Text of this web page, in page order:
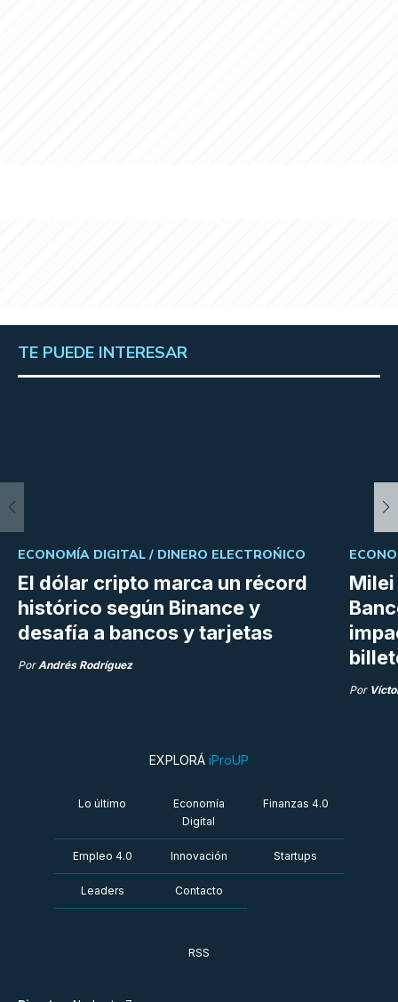
TE PUEDE INTERESAR
El dólar cripto marca un récord
histórico según Binance y
desafía a bancos y tarjetas
ECONOMÍA DIGITAL / DINERO ELECTROŃICO
PorAndrés Rodríguez
Por
EXPLORÁ iProUP
Lo último
Economía
Digital
Finanzas 4.0
Empleo 4.0 Innovación Startups
Leaders Contacto
RSS